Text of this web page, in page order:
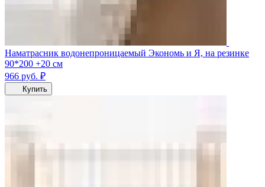
Наматрасник водонепроницаемый Экономь и Я, на резинке
90*200 +20 см
966 руб. ₽
Купить